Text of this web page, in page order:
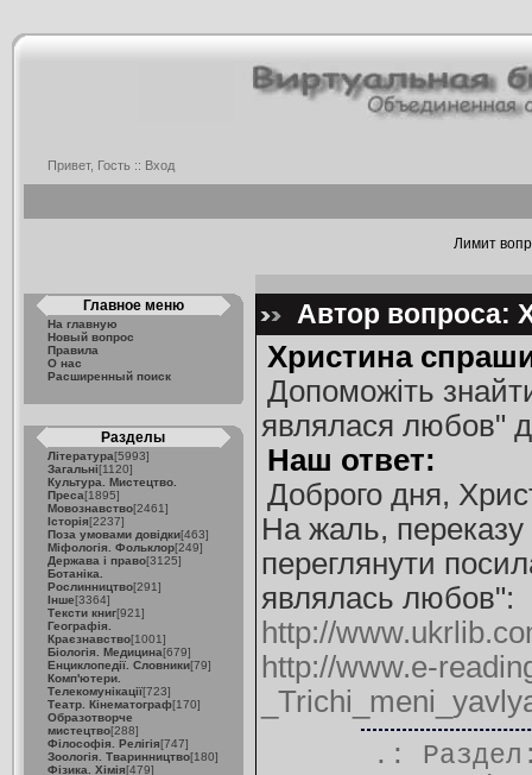
Привет, Гость :: Вход
Лимит
Главное меню
На главную
Новый вопрос
Правила
О нас
Расширенный поиск
Разделы
Література[5993]
Загальні[1120]
Культура. Мистецтво.
Преса[1895]
Мовознавство[2461]
Історія[2237]
Поза умовами довідки[463]
Міфологія. Фольклор[249]
Держава і право[3125]
Ботаніка.
Рослинництво[291]
Інше[3364]
Тексти книг[921]
Географія.
Краєзнавство[1001]
Біологія. Медицина[679]
Енциклопедії. Словники[79]
Комп'ютери.
Телекомунікації[723]
Театр. Кінематограф[170]
Образотворче
мистецтво[288]
Філософія. Релігія[747]
Зоологія. Тваринництво[180]
Фізика. Хімія[479]
Автор вопроса:
Христина
Допоможіть
являлася любов"
Наш ответ:
Доброго дня,
На жаль,
переглянути
являлась любов":
http://
http://www.e-
.: